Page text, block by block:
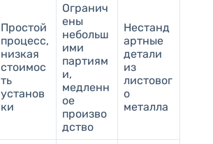
Простой
процесс,
низкая
стоимос
ть
установ
ки
Огранич
ены
небольш
ими
партиям
и,
медленн
ое
произво
дство
Нестанд
артные
детали
из
листовог
о
металла